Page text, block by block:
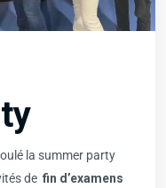
la summer party
de fin d’examens